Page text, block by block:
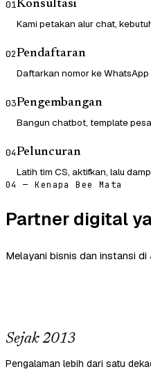
01Konsultasi
Kami petakan alur chat,
02Pendaftaran
Daftarkan nomor ke
03Pengembangan
Bangun chatbot, template
04Peluncuran
Latih tim CS, aktifkan, lalu
04 — Kenapa Bee Mata
Partner digital
Melayani bisnis dan instansi
Sejak 2013
Pengalaman lebih dari satu